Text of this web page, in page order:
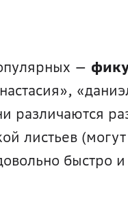
—
различаются
листьев
быстро и